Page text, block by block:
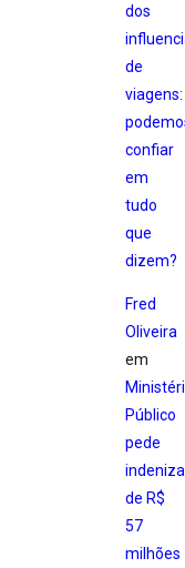
dos
de
viagens:
confiar
em
tudo
que
dizem?
Fred
Oliveira
em
Público
pede
de R$
57
milhões